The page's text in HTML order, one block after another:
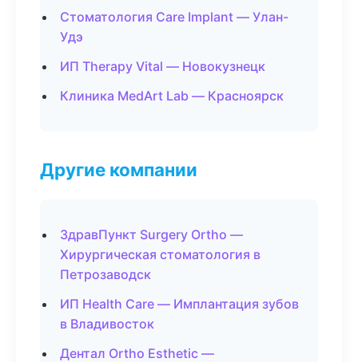
Стоматология Care Implant — Улан-
Удэ
ИП Therapy Vital — Новокузнецк
Клиника MedArt Lab — Красноярск
Другие компании
ЗдравПункт Surgery Ortho —
Хирургическая стоматология в
Петрозаводск
ИП Health Care — Имплантация зубов
в Владивосток
Дентал Ortho Esthetic —